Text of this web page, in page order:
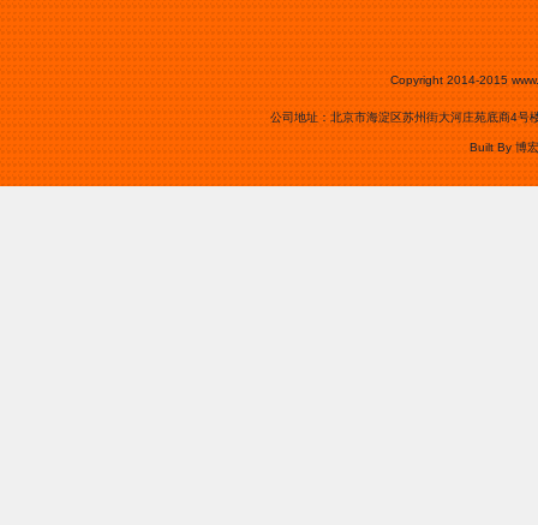
Copyright 2014-2015
公司地址：北京市海淀区苏州街大河庄苑底商4
Built By 博